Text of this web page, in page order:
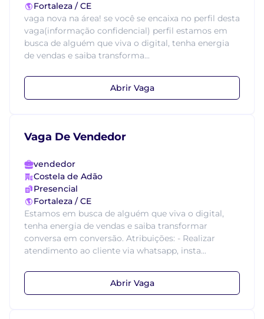
Fortaleza / CE
vaga nova na área! se você se encaixa no perfil desta
vaga(informação confidencial) perfil estamos em
busca de alguém que viva o digital, tenha energia
de vendas e saiba transforma...
Abrir Vaga
Vaga De Vendedor
vendedor
Costela de Adão
Presencial
Fortaleza / CE
Estamos em busca de alguém que viva o digital,
tenha energia de vendas e saiba transformar
conversa em conversão. Atribuições: - Realizar
atendimento ao cliente via whatsapp, insta...
Abrir Vaga